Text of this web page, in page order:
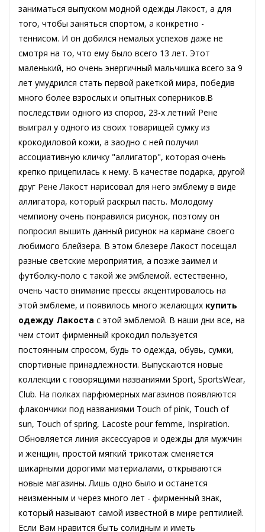
заниматься выпуском модной одежды Лакост, а для
того, чтобы заняться спортом, а конкретно -
теннисом. И он добился немалых успехов даже не
смотря на то, что ему было всего 13 лет. Этот
маленький, но очень энергичный мальчишка всего за 9
лет умудрился стать первой ракеткой мира, победив
много более взрослых и опытных соперников.В
последствии одного из споров, 23-х летний Рене
выиграл у одного из своих товарищей сумку из
крокодиловой кожи, а заодно с ней получил
ассоциативную кличку "аллигатор", которая очень
крепко прицепилась к нему. В качестве подарка, другой
друг Рене Лакост нарисовал для него эмблему в виде
аллигатора, который раскрыл пасть. Молодому
чемпиону очень понравился рисунок, поэтому он
попросил вышить данный рисунок на кармане своего
любимого блейзера. В этом блезере Лакост посещал
разные светские мероприятия, а позже заимел и
футболку-поло с такой же эмблемой. естественно,
очень часто внимание прессы акцентировалось на
этой эмблеме, и появилось много желающих купить
одежду Лакоста с этой эмблемой. В наши дни все, на
чем стоит фирменный крокодил пользуется
постоянным спросом, будь то одежда, обувь, сумки,
спортивные принадлежности. Выпускаются новые
коллекции с говорящими названиями Sport, SportsWear,
Club. На полках парфюмерных магазинов появляются
флакончики под названиями Touch of pink, Touch of
sun, Touch of spring, Lacoste pour femme, Inspiration.
Обновляется линия аксессуаров и одежды для мужчин
и женщин, простой мягкий трикотаж сменяется
шикарными дорогими материалами, открываются
новые магазины. Лишь одно было и останется
неизменным и через много лет - фирменный знак,
который называют самой известной в мире рептилией.
Если Вам нравится быть солидным и иметь